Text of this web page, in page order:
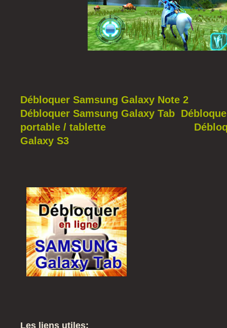
Débloquer Samsung Galaxy Note 2
Débloquer Samsung Galaxy Tab
portable / tablette
Galaxy S3
Les liens utiles: